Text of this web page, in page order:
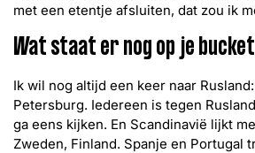
met een etentje afsluiten, dat zou ik
Wat staat er nog op je
Ik wil nog altijd een keer naar
Petersburg. Iedereen is tegen
ga eens kijken. En Scandinavië lijkt
Zweden, Finland. Spanje en Portugal